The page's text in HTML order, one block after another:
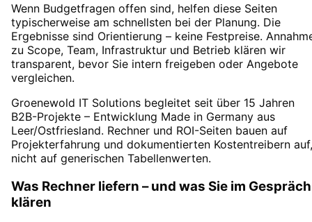
Wenn Budgetfragen offen sind, helfen diese Seiten
typischerweise am schnellsten bei der Planung. Die
Ergebnisse sind Orientierung – keine Festpreise.
zu Scope, Team, Infrastruktur und Betrieb klären wir
transparent, bevor Sie intern freigeben oder Angebote
vergleichen.
Groenewold IT Solutions begleitet seit über 15 Jahren
B2B-Projekte – Entwicklung Made in Germany aus
Leer/Ostfriesland. Rechner und ROI-Seiten bauen auf
Projekterfahrung und dokumentierten Kostentreibern auf,
nicht auf generischen Tabellenwerten.
Was Rechner liefern – und was Sie im Gespräch
klären